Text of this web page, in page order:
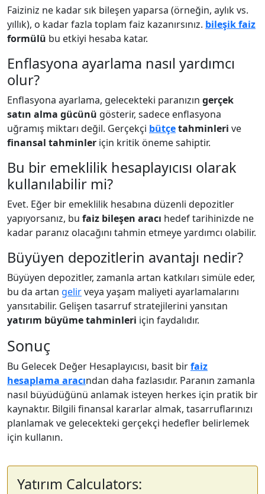
Faiziniz ne kadar sık bileşen yaparsa (örneğin, aylık vs.
yıllık), o kadar fazla toplam faiz kazanırsınız. bileşik faiz
formülü bu etkiyi hesaba katar.
Enflasyona ayarlama nasıl yardımcı
olur?
Enflasyona ayarlama, gelecekteki paranızın gerçek
satın alma gücünü gösterir, sadece enflasyona
uğramış miktarı değil. Gerçekçi bütçetahminleri ve
finansal tahminler için kritik öneme sahiptir.
Bu bir emeklilik hesaplayıcısı olarak
kullanılabilir mi?
Evet. Eğer bir emeklilik hesabına düzenli depozitler
yapıyorsanız, bu faiz bileşen aracı hedef tarihinizde ne
kadar paranız olacağını tahmin etmeye yardımcı olabilir.
Büyüyen depozitlerin avantajı nedir?
Büyüyen depozitler, zamanla artan katkıları simüle eder,
bu da artan gelirveya yaşam maliyeti ayarlamalarını
yansıtabilir. Gelişen tasarruf stratejilerini yansıtan
yatırım büyüme tahminleri için faydalıdır.
Sonuç
Bu Gelecek Değer Hesaplayıcısı, basit birfaiz
hesaplama aracından daha fazlasıdır. Paranın zamanla
nasıl büyüdüğünü anlamak isteyen herkes için pratik bir
kaynaktır. Bilgili finansal kararlar almak, tasarruflarınızı
planlamak ve gelecekteki gerçekçi hedefler belirlemek
için kullanın.
Yatırım Calculators: